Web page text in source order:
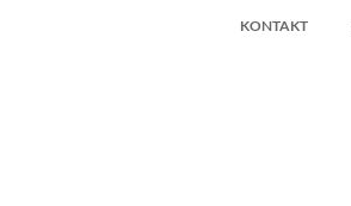
KONTAKT